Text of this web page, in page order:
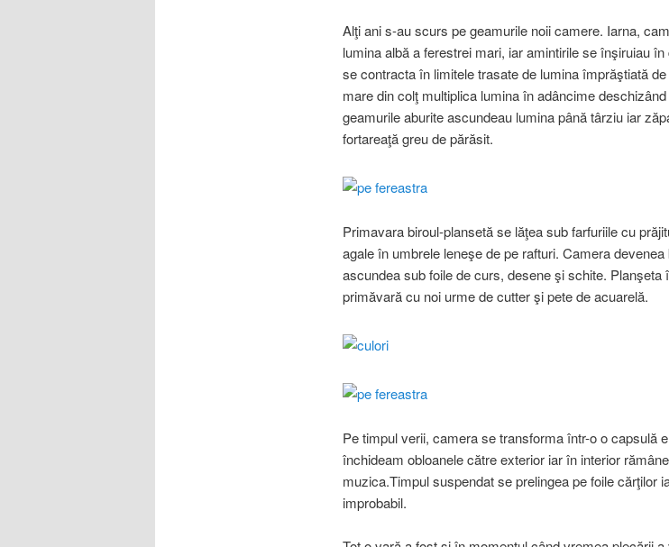
Alţi ani s-au scurs pe geamurile noii camere. Iarna,
lumina albă a ferestrei mari, iar amintirile se înşiruiau
se contracta în limitele trasate de lumina împrăştiată
mare din colţ multiplica lumina în adâncime
geamurile aburite ascundeau lumina până târziu iar
fortareaţă greu de părăsit.
Primavara biroul-plansetă se lăţea sub farfuriile cu
agale în umbrele leneşe de pe rafturi. Camera
ascundea sub foile de curs, desene şi schite. Planşeta
primăvară cu noi urme de cutter şi pete de acuarelă.
Pe timpul verii, camera se transforma într-o o capsulă
închideam obloanele către exterior iar în interior
muzica.Timpul suspendat se prelingea pe foile cărţilor
improbabil.